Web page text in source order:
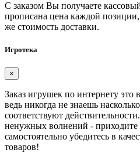
С заказом Вы получаете
прописана цена каждой позиции,
же стоимость доставки.
Игротека
×
Заказ игрушек по интернету это
ведь никогда не знаешь
соответствуют
ненужных волнений - приходите
самостоятельно убедитесь в
товаров!